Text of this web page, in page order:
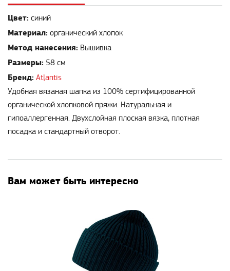
Цвет: синий
Материал: органический хлопок
Метод нанесения: Вышивка
Размеры: 58 см
Бренд: Atlantis
Удобная вязаная шапка из 100% сертифицированной
органической хлопковой пряжи. Натуральная и
гипоаллергенная. Двухслойная плоская вязка, плотная
посадка и стандартный отворот.
Вам может быть интересно